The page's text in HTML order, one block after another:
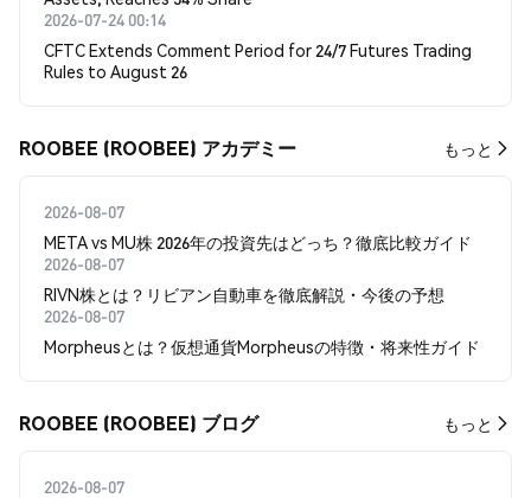
2026-07-24 00:14
CFTC Extends Comment Period for 24/7 Futures Trading
Rules to August 26
ROOBEE (ROOBEE) アカデミー もっと
2026-08-07
META vs MU株 2026年の投資先はどっち？徹底比較ガイド
2026-08-07
RIVN株とは？リビアン自動車を徹底解説・今後の予想
2026-08-07
Morpheusとは？仮想通貨Morpheusの特徴・将来性ガイド
ROOBEE (ROOBEE) ブログ もっと
2026-08-07